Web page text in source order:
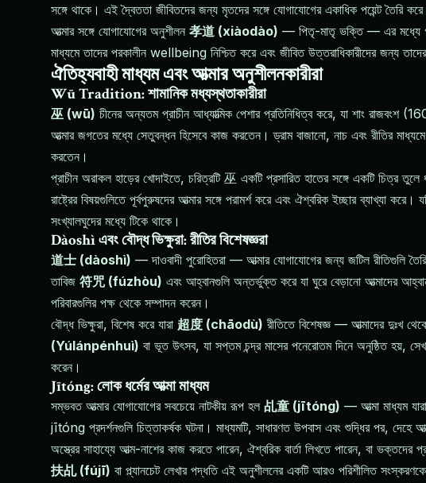
সঙ্গে থাকে। এই দ্বৈততা জীবিতদের জন্য মৃতদের সঙ্গে যোগাযোগের একাধিক পয়েন্ট তৈরি
আত্মার সঙ্গে যোগাযোগের অনুশীলন 孝道 (xiàodào) — পিতৃ-মাতৃ ভক্তি — এর মধ্যে
মাধ্যমে তাদের পরকালীন wellbeing নিশ্চিত করে এবং জীবিত উত্তরাধিকারীদের জন্য
ঐতিহ্যবাহী মাধ্যম এবং আত্মার অনুশীলনকারীরা
Wū Tradition: শামানিক মধ্যস্থতাকারীরা
巫 (wū) চীনের অন্যতম প্রাচীন আধ্যাত্মিক পেশার প্রতিনিধিত্ব করে, যা শাং
আত্মার জগতের মধ্যে সেতুবন্ধন হিসেবে কাজ করতেন। ড্রাম বাজানো, নাচ এবং রীতির
করতেন।
প্রাচীন অরাকল হাড়ের খোদাইতে, চরিত্রটি 巫 একটি প্রসারিত হাতের সঙ্গে একটি চিত্র
রাষ্ট্রের বিষয়গুলিতে পূর্বপুরুষদের আত্মার সঙ্গে পরামর্শ করে এবং ঐশ্বরিক ইচ্ছার ব্যাখ্যা
সংখ্যালঘুদের মধ্যে টিকে থাকে।
Dàoshì এবং বৌদ্ধ ভিক্ষুরা: রীতির বিশেষজ্ঞরা
道士 (dàoshì) — দাওবাদী পুরোহিতরা — আত্মার যোগাযোগের জন্য জটিল রীতিগুলি
তাবিজ 符咒 (fúzhòu) এবং আহ্বানগুলি অন্তর্ভুক্ত করে যা ঘুরে বেড়ানো আত্মাদের
পরিবারগুলির পক্ষ থেকে সম্পাদন করেন।
বৌদ্ধ ভিক্ষুরা, বিশেষ করে যারা 超度 (chāodù) রীতিতে বিশেষজ্ঞ — আত্মাদের দুঃখ
(Yúlánpénhuì) বা ভূত উৎসব, যা সপ্তম চন্দ্র মাসের পনেরোতম দিনে অনুষ্ঠিত হয়,
করেন।
Jītóng: লোক ধর্মের আত্মা মাধ্যম
সম্ভবত আত্মার যোগাযোগের সবচেয়ে নাটকীয় রূপ হল 乩童 (jītóng) — আত্মা মাধ্যম
jītóng প্রদর্শনগুলি চিত্তাকর্ষক ঘটনা। মাধ্যমটি, সাধারণত উপবাস এবং শুদ্ধির পর, দেহে
অস্ত্রের সাহায্যে আত্ম-নাশের কাজ করতে পারেন, ঐশ্বরিক বার্তা লিখতে পারেন, বা ভক্তদের
扶乩 (fújī) বা প্ল্যানচেট লেখার পদ্ধতি এই অনুশীলনের একটি আরও পরিশীলিত